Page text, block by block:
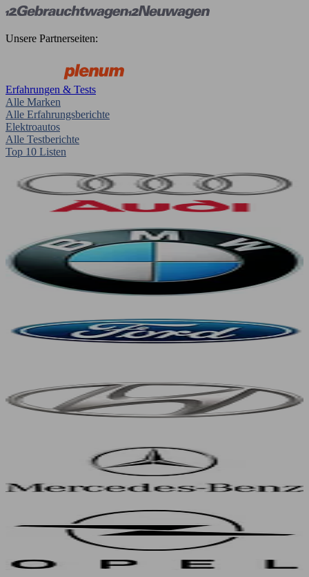
Unsere Partnerseiten:
Erfahrungen & Tests
Alle Marken
Alle Erfahrungsberichte
Elektroautos
Alle Testberichte
Top 10 Listen